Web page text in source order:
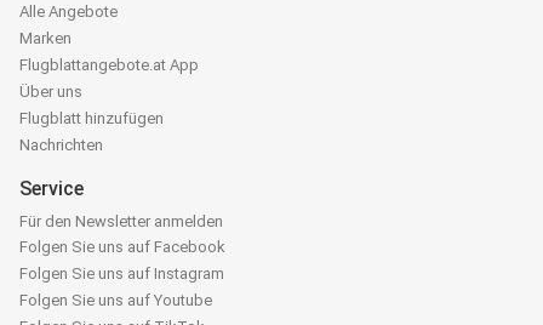
Alle Angebote
Marken
Flugblattangebote.at App
Über uns
Flugblatt hinzufügen
Nachrichten
Service
Für den Newsletter anmelden
Folgen Sie uns auf Facebook
Folgen Sie uns auf Instagram
Folgen Sie uns auf Youtube